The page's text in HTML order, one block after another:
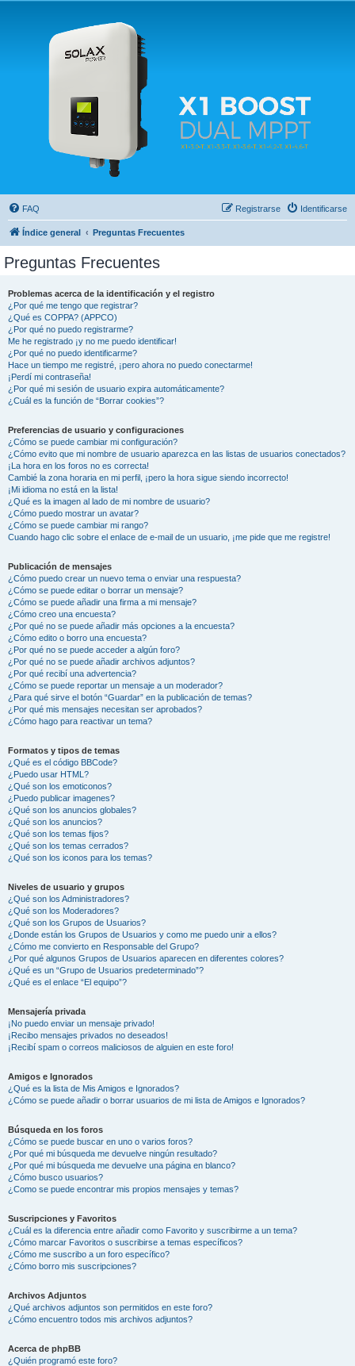
Solax FAQ
Lugar para intercambiar dudas sobre inversores solares Solax y temas relacionados.
FAQ Identificarse
Registrarse
Índice general Preguntas Frecuentes
Preguntas Frecuentes
Problemas acerca de la identificación y el registro
¿Por qué me tengo que registrar?
¿Qué es COPPA? (APPCO)
¿Por qué no puedo registrarme?
Me he registrado ¡y no me puedo identificar!
¿Por qué no puedo identificarme?
Hace un tiempo me registré, ¡pero ahora no puedo conectarme!
¡Perdí mi contraseña!
¿Por qué mi sesión de usuario expira automáticamente?
¿Cuál es la función de “Borrar cookies”?
Preferencias de usuario y configuraciones
¿Cómo se puede cambiar mi configuración?
¿Cómo evito que mi nombre de usuario aparezca en las listas de usuarios conectados?
¡La hora en los foros no es correcta!
Cambié la zona horaria en mi perfil, ¡pero la hora sigue siendo incorrecto!
¡Mi idioma no está en la lista!
¿Qué es la imagen al lado de mi nombre de usuario?
¿Cómo puedo mostrar un avatar?
¿Cómo se puede cambiar mi rango?
Cuando hago clic sobre el enlace de e-mail de un usuario, ¡me pide que me registre!
Publicación de mensajes
¿Cómo puedo crear un nuevo tema o enviar una respuesta?
¿Cómo se puede editar o borrar un mensaje?
¿Cómo se puede añadir una firma a mi mensaje?
¿Cómo creo una encuesta?
¿Por qué no se puede añadir más opciones a la encuesta?
¿Cómo edito o borro una encuesta?
¿Por qué no se puede acceder a algún foro?
¿Por qué no se puede añadir archivos adjuntos?
¿Por qué recibí una advertencia?
¿Cómo se puede reportar un mensaje a un moderador?
¿Para qué sirve el botón “Guardar” en la publicación de temas?
¿Por qué mis mensajes necesitan ser aprobados?
¿Cómo hago para reactivar un tema?
Formatos y tipos de temas
¿Qué es el código BBCode?
¿Puedo usar HTML?
¿Qué son los emoticonos?
¿Puedo publicar imagenes?
¿Qué son los anuncios globales?
¿Qué son los anuncios?
¿Qué son los temas fijos?
¿Qué son los temas cerrados?
¿Qué son los iconos para los temas?
Niveles de usuario y grupos
¿Qué son los Administradores?
¿Qué son los Moderadores?
¿Qué son los Grupos de Usuarios?
¿Donde están los Grupos de Usuarios y como me puedo unir a ellos?
¿Cómo me convierto en Responsable del Grupo?
¿Por qué algunos Grupos de Usuarios aparecen en diferentes colores?
¿Qué es un “Grupo de Usuarios predeterminado”?
¿Qué es el enlace “El equipo”?
Mensajería privada
¡No puedo enviar un mensaje privado!
¡Recibo mensajes privados no deseados!
¡Recibí spam o correos maliciosos de alguien en este foro!
Amigos e Ignorados
¿Qué es la lista de Mis Amigos e Ignorados?
¿Cómo se puede añadir o borrar usuarios de mi lista de Amigos e Ignorados?
Búsqueda en los foros
¿Cómo se puede buscar en uno o varios foros?
¿Por qué mi búsqueda me devuelve ningún resultado?
¿Por qué mi búsqueda me devuelve una página en blanco?
¿Cómo busco usuarios?
¿Como se puede encontrar mis propios mensajes y temas?
Suscripciones y Favoritos
¿Cuál es la diferencia entre añadir como Favorito y suscribirme a un tema?
¿Cómo marcar Favoritos o suscribirse a temas específicos?
¿Cómo me suscribo a un foro específico?
¿Cómo borro mis suscripciones?
Archivos Adjuntos
¿Qué archivos adjuntos son permitidos en este foro?
¿Cómo encuentro todos mis archivos adjuntos?
Acerca de phpBB
¿Quién programó este foro?